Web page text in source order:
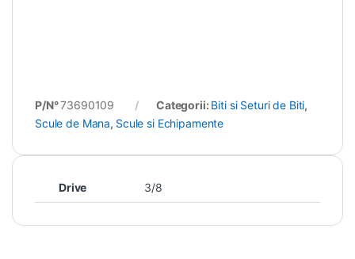
P/N°73690109 Categorii: Biti si Seturi de Biti,
Scule de Mana, Scule si Echipamente
Drive 3/8